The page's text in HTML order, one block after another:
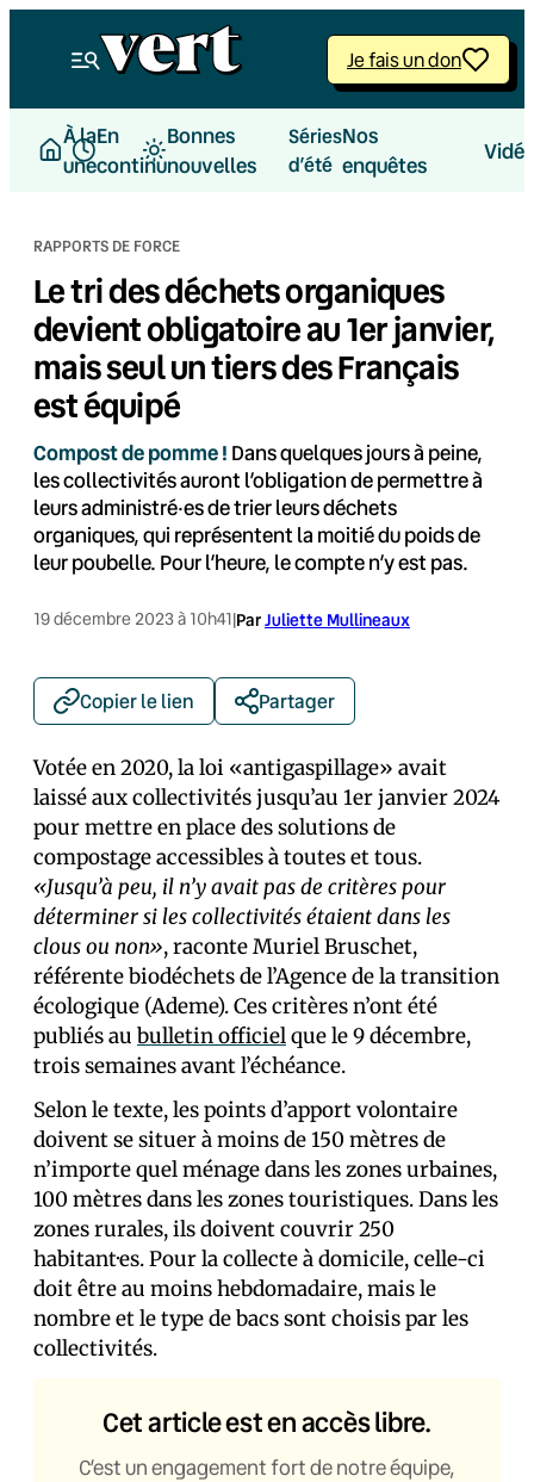
Je fais un don
À la
une
En
continu
Bonnes
nouvelles
Séries
d’été
Nos
enquêtes
RAPPORTS DE FORCE
Le tri des déchets organiques
devient obligatoire au 1er janvier,
mais seul un tiers des Français
est équipé
Compost de pomme ! Dans quelques jours à peine,
les collectivités auront l’obligation de permettre à
leurs administré·es de trier leurs déchets
organiques, qui représentent la moitié du poids de
leur poubelle. Pour l’heure, le compte n’y est pas.
19 décembre 2023 à 10h41|ParJuliette Mullineaux
Copier le lien Partager
Votée en 2020, la loi «antigaspillage» avait
laissé aux collectivités jusqu’au 1er janvier 2024
pour mettre en place des solutions de
compostage accessibles à toutes et tous.
«Jusqu’à peu, il n’y avait pas de critères pour
déterminer si les collectivités étaient dans les
clous ou non», raconte Muriel Bruschet,
référente biodéchets de l’Agence de la transition
écologique (Ademe). Ces critères n’ont été
publiés au bulletin officielque le 9 décembre,
trois semaines avant l’échéance.
Selon le texte, les points d’apport volontaire
doivent se situer à moins de 150 mètres de
n’importe quel ménage dans les zones urbaines,
100 mètres dans les zones touristiques. Dans les
zones rurales, ils doivent couvrir 250
habitant·es. Pour la collecte à domicile, celle-ci
doit être au moins hebdomadaire, mais le
nombre et le type de bacs sont choisis par les
collectivités.
Cet article est en accès libre.
C’est un engagement fort de notre équipe,